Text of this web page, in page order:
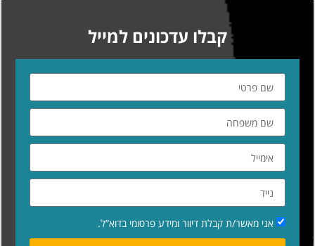
קבלו עדכונים למייל
אני מאשר/ת קבלת דיוור ומידע פרסומי בדוא”ל.